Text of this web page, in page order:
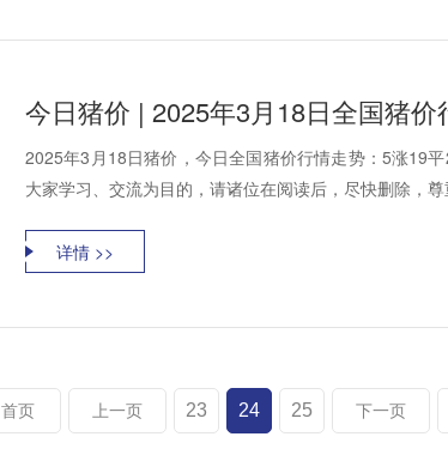
今日猪价 | 2025年3月18日全国猪价
2025年3月18日猪价，今日全国猪价行情走势：5涨19
大家学习、交流为目的，请诸位在阅读后，尽快删除，
详情 >>
首页 上一页 23 24 25 下一页